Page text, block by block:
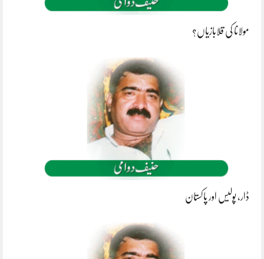
مولانا کی قلابازیاں؟
ڈار، پولیس اور پاکستان